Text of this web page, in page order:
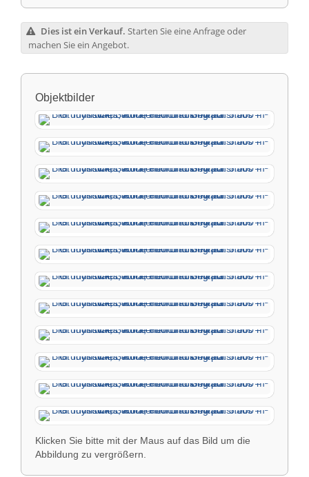
Dies ist ein Verkauf. Starten Sie eine Anfrage oder
machen Sie ein Angebot.
Objektbilder
Klicken Sie bitte mit der Maus auf das Bild um die
Abbildung zu vergrößern.